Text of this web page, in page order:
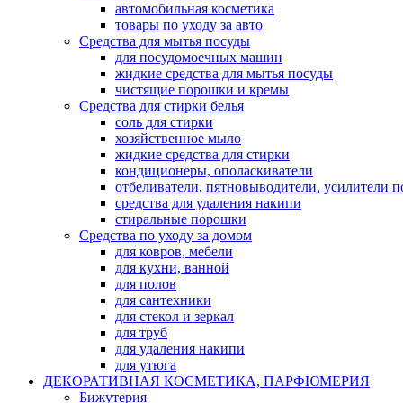
автомобильная косметика
товары по уходу за авто
Средства для мытья посуды
для посудомоечных машин
жидкие средства для мытья посуды
чистящие порошки и кремы
Средства для стирки белья
соль для стирки
хозяйственное мыло
жидкие средства для стирки
кондиционеры, ополаскиватели
отбеливатели, пятновыводители, усилители
средства для удаления накипи
стиральные порошки
Средства по уходу за домом
для ковров, мебели
для кухни, ванной
для полов
для сантехники
для стекол и зеркал
для труб
для удаления накипи
для утюга
ДЕКОРАТИВНАЯ КОСМЕТИКА, ПАРФЮМЕРИЯ
Бижутерия